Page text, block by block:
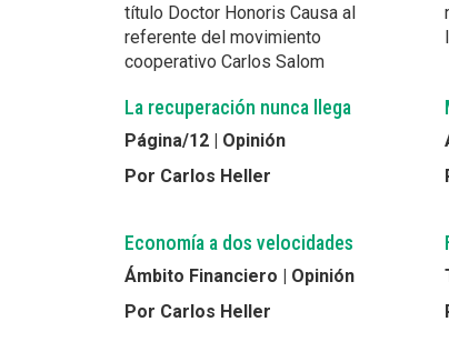
título Doctor Honoris Causa al
referente del movimiento
cooperativo Carlos Salom
La recuperación nunca llega
Página/12 | Opinión
Por Carlos Heller
Economía a dos velocidades
Ámbito Financiero | Opinión
Por Carlos Heller